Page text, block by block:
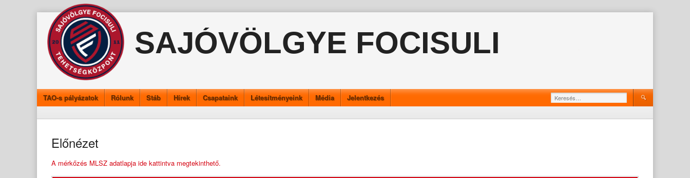
content
SAJÓVÖLGYE FOCISULI
TAO-s pályázatok Rólunk Stáb Hírek Csapataink Létesítményeink Média Jelentkezés Keresés:
Előnézet
A mérkőzés MLSZ adatlapja ide kattintva megtekinthető.